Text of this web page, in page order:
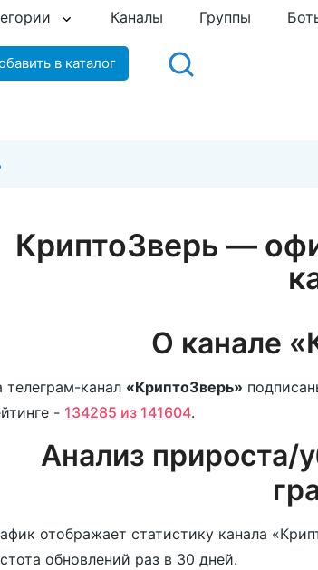
Каналы Группы
в каталог
КриптоЗверь —
О канале
телеграм-канал «КриптоЗверь»
- 134285 из 141604.
Анализ прироста/
отображает статистику канала
обновлений раз в 30 дней.